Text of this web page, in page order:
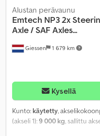
Giessen 1 679 km
Alustan perävaunu
Emtech NP3 2x
Axle / SAF Axles...
Kysellä
Kunto: käytetty,
(akseli 1):9 000 kg, sallittu
9